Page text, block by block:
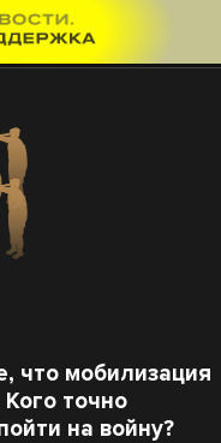
что мобилизация
точно
на войну?